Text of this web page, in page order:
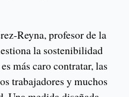
Reyna, profesor de la
la sostenibilidad
más caro contratar, las
trabajadores y muchos